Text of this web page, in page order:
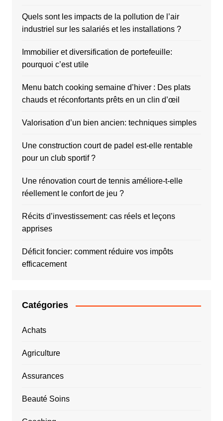
Quels sont les impacts de la pollution de l’air
industriel sur les salariés et les installations ?
Immobilier et diversification de portefeuille:
pourquoi c’est utile
Menu batch cooking semaine d’hiver : Des plats
chauds et réconfortants prêts en un clin d’œil
Valorisation d’un bien ancien: techniques simples
Une construction court de padel est-elle rentable
pour un club sportif ?
Une rénovation court de tennis améliore-t-elle
réellement le confort de jeu ?
Récits d’investissement: cas réels et leçons
apprises
Déficit foncier: comment réduire vos impôts
efficacement
Catégories
Achats
Agriculture
Assurances
Beauté Soins